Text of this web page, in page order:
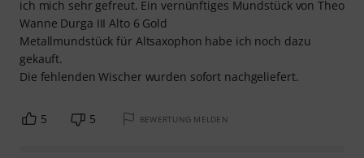
ich mich sehr gefreut. Ein vernünftiges Mundstück von Theo
Wanne Durga III Alto 6 Gold
Metallmundstück für Altsaxophon habe ich noch dazu
gekauft.
Die fehlenden Wischer wurden sofort nachgeliefert.
5 5 BEWERTUNG MELDEN